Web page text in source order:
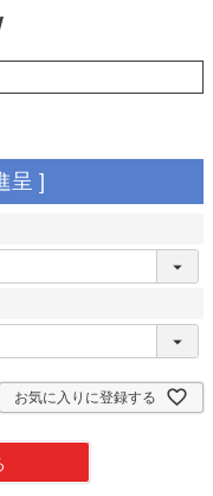
呈 ]
お気に入りに登録する